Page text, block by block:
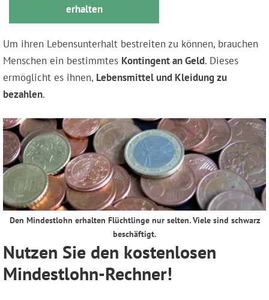
erhalten
Um ihren Lebensunterhalt bestreiten zu können, brauchen
Menschen ein bestimmtes Kontingent an Geld. Dieses
ermöglicht es ihnen, Lebensmittel und Kleidung zu
bezahlen.
Den Mindestlohn erhalten Flüchtlinge nur selten. Viele sind schwarz
beschäftigt.
Nutzen Sie den kostenlosen
Mindestlohn-Rechner!